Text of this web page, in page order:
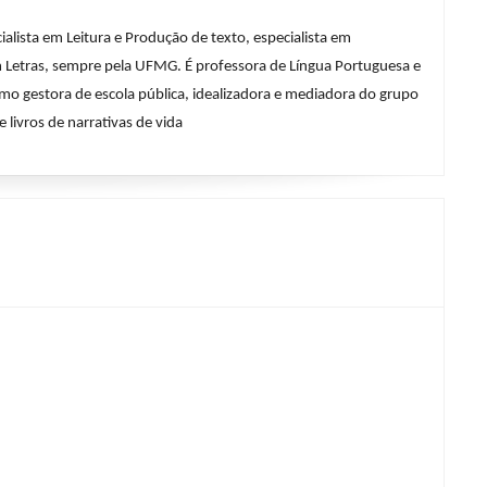
em Leitura e Produção de texto, especialista em
sempre pela UFMG. É professora de Língua Portuguesa e
gestora de escola pública, idealizadora e mediadora do grupo
livros de narrativas de vida